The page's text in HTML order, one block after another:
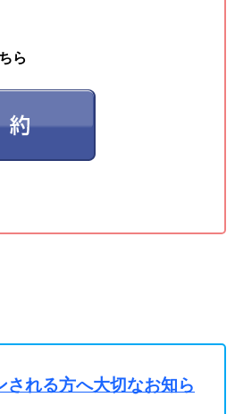
ら
される方へ大切なお知ら